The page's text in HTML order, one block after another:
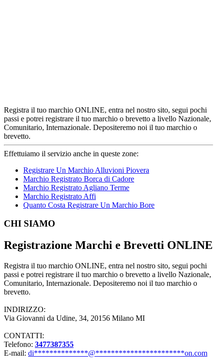
Registra il tuo marchio ONLINE, entra nel nostro sito, segui pochi
passi e potrei registrare il tuo marchio o brevetto a livello Nazionale,
Comunitario, Internazionale. Depositeremo noi il tuo marchio o
brevetto.
Effettuiamo il servizio anche in queste zone:
Registrare Un Marchio Alluvioni Piovera
Marchio Registrato Borca di Cadore
Marchio Registrato Agliano Terme
Marchio Registrato Affi
Quanto Costa Registrare Un Marchio Bore
Footer
CHI SIAMO
Registrazione Marchi e Brevetti ONLINE
Registra il tuo marchio ONLINE, entra nel nostro sito, segui pochi
passi e potrei registrare il tuo marchio o brevetto a livello Nazionale,
Comunitario, Internazionale. Depositeremo noi il tuo marchio o
brevetto.
INDIRIZZO:
Via Giovanni da Udine, 34, 20156 Milano MI
CONTATTI:
Telefono: 3477387355
E-mail: di**************@***********************on.com